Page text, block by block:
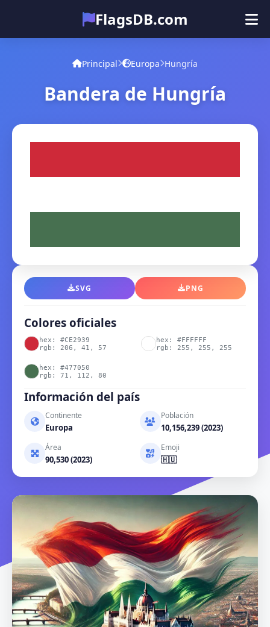
FlagsDB.com
Principal
Cuestionario
Principal Europa Hungría
Bandera de Hungría
SVG PNG
Colores oficiales
hex: #CE2939
rgb: 206, 41, 57
hex: #FFFFFF
rgb: 255, 255, 255
hex: #477050
rgb: 71, 112, 80
Información del país
Continente
Europa
Población
10,156,239 (2023)
Área
90,530 (2023)
Emoji
🇭🇺